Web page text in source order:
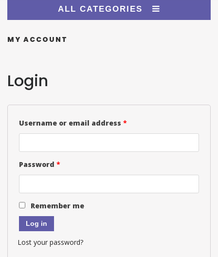
ALL CATEGORIES
MY ACCOUNT
Login
Username or email address *
Password *
Remember me
Log in
Lost your password?